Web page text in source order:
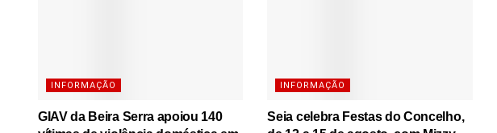
INFORMAÇÃO
GIAV da Beira Serra apoiou 140
INFORMAÇÃO
Seia celebra Festas do Concelho,